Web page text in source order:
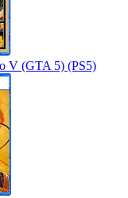
V (GTA 5) (PS5)